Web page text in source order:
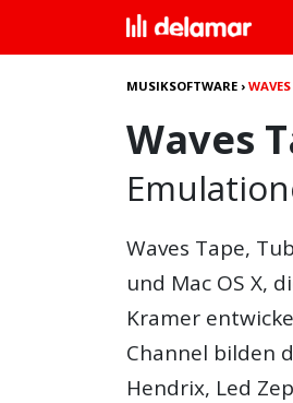
MUSIKSOFTWARE ›
Waves
Waves Tape,
und Mac OS X,
Kramer
Channel bilden
Hendrix, Led